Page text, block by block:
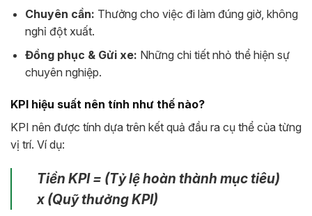
Chuyên cần: Thưởng cho việc đi làm đúng giờ, không
nghỉ đột xuất.
Đồng phục & Gửi xe: Những chi tiết nhỏ thể hiện sự
chuyên nghiệp.
KPI hiệu suất nên tính như thế nào?
KPI nên được tính dựa trên kết quả đầu ra cụ thể của từng
vị trí. Ví dụ:
Tiền KPI = (Tỷ lệ hoàn thành mục tiêu)
x (Quỹ thưởng KPI)